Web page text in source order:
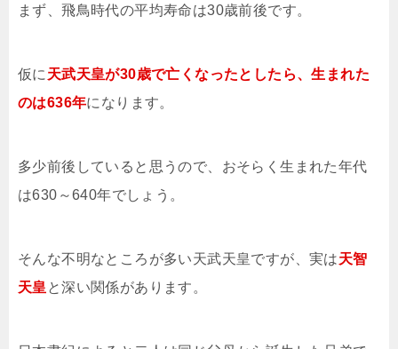
まず、飛鳥時代の平均寿命は30歳前後です。
仮に天武天皇が30歳で亡くなったとしたら、生まれた
のは636年になります。
多少前後していると思うので、おそらく生まれた年代
は630～640年でしょう。
そんな不明なところが多い天武天皇ですが、実は天智
天皇と深い関係があります。